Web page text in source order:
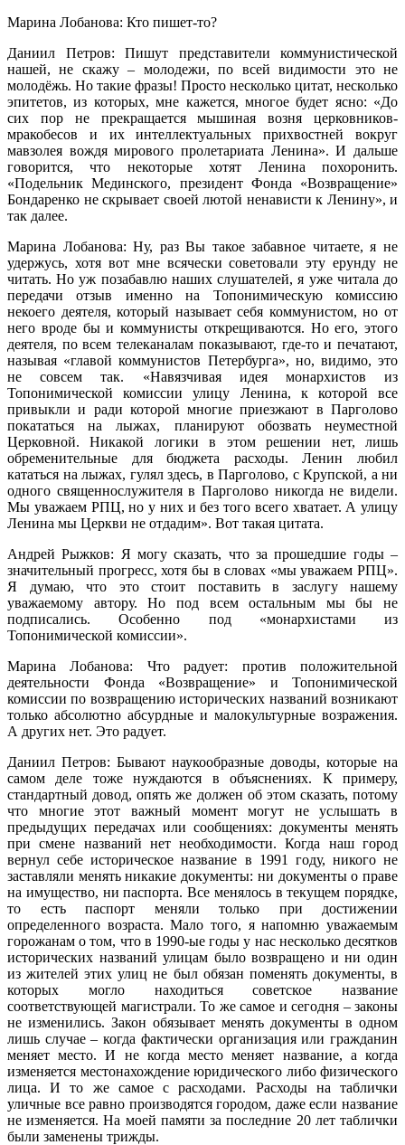
Марина Лобанова: Кто пишет-то?
Даниил Петров: Пишут представители коммунистической
нашей, не скажу – молодежи, по всей видимости это не
молодёжь. Но такие фразы! Просто несколько цитат, несколько
эпитетов, из которых, мне кажется, многое будет ясно: «До
сих пор не прекращается мышиная возня церковников-
мракобесов и их интеллектуальных прихвостней вокруг
мавзолея вождя мирового пролетариата Ленина». И дальше
говорится, что некоторые хотят Ленина похоронить.
«Подельник Мединского, президент Фонда «Возвращение»
Бондаренко не скрывает своей лютой ненависти к Ленину», и
так далее.
Марина Лобанова: Ну, раз Вы такое забавное читаете, я не
удержусь, хотя вот мне всячески советовали эту ерунду не
читать. Но уж позабавлю наших слушателей, я уже читала до
передачи отзыв именно на Топонимическую комиссию
некоего деятеля, который называет себя коммунистом, но от
него вроде бы и коммунисты открещиваются. Но его, этого
деятеля, по всем телеканалам показывают, где-то и печатают,
называя «главой коммунистов Петербурга», но, видимо, это
не совсем так. «Навязчивая идея монархистов из
Топонимической комиссии улицу Ленина, к которой все
привыкли и ради которой многие приезжают в Парголово
покататься на лыжах, планируют обозвать неуместной
Церковной. Никакой логики в этом решении нет, лишь
обременительные для бюджета расходы. Ленин любил
кататься на лыжах, гулял здесь, в Парголово, с Крупской, а ни
одного священнослужителя в Парголово никогда не видели.
Мы уважаем РПЦ, но у них и без того всего хватает. А улицу
Ленина мы Церкви не отдадим». Вот такая цитата.
Андрей Рыжков: Я могу сказать, что за прошедшие годы –
значительный прогресс, хотя бы в словах «мы уважаем РПЦ».
Я думаю, что это стоит поставить в заслугу нашему
уважаемому автору. Но под всем остальным мы бы не
подписались. Особенно под «монархистами из
Топонимической комиссии».
Марина Лобанова: Что радует: против положительной
деятельности Фонда «Возвращение» и Топонимической
комиссии по возвращению исторических названий возникают
только абсолютно абсурдные и малокультурные возражения.
А других нет. Это радует.
Даниил Петров: Бывают наукообразные доводы, которые на
самом деле тоже нуждаются в объяснениях. К примеру,
стандартный довод, опять же должен об этом сказать, потому
что многие этот важный момент могут не услышать в
предыдущих передачах или сообщениях: документы менять
при смене названий нет необходимости. Когда наш город
вернул себе историческое название в 1991 году, никого не
заставляли менять никакие документы: ни документы о праве
на имущество, ни паспорта. Все менялось в текущем порядке,
то есть паспорт меняли только при достижении
определенного возраста. Мало того, я напомню уважаемым
горожанам о том, что в 1990-ые годы у нас несколько десятков
исторических названий улицам было возвращено и ни один
из жителей этих улиц не был обязан поменять документы, в
которых могло находиться советское название
соответствующей магистрали. То же самое и сегодня – законы
не изменились. Закон обязывает менять документы в одном
лишь случае – когда фактически организация или гражданин
меняет место. И не когда место меняет название, а когда
изменяется местонахождение юридического либо физического
лица. И то же самое с расходами. Расходы на таблички
уличные все равно производятся городом, даже если название
не изменяется. На моей памяти за последние 20 лет таблички
были заменены трижды.